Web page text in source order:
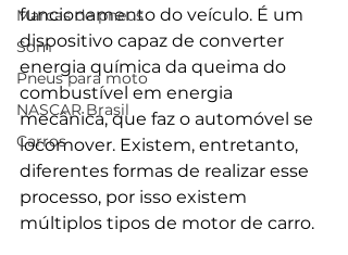
Marcas de pneus
Som
Pneus para moto
NASCAR Brasil
Carros
funcionamento do veículo. É um
dispositivo capaz de converter
energia química da queima do
combustível em energia
mecânica, que faz o automóvel se
locomover. Existem, entretanto,
diferentes formas de realizar esse
processo, por isso existem
múltiplos tipos de motor de carro.